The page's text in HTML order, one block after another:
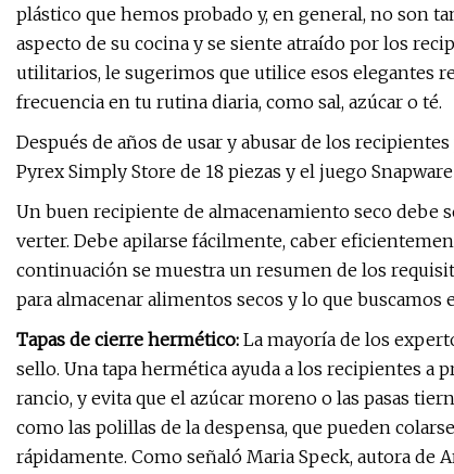
plástico que hemos probado y, en general, no son
aspecto de su cocina y se siente atraído por los
utilitarios, le sugerimos que utilice esos elegantes
frecuencia en tu rutina diaria, como sal, azúcar o té.
Después de años de usar y abusar de los
Pyrex Simply Store de 18 piezas y el juego
Un buen recipiente de almacenamiento seco debe
verter. Debe apilarse fácilmente, caber
continuación se muestra un resumen de los
para almacenar alimentos secos y lo que buscamos
Tapas de cierre hermético: La mayoría de los
sello. Una tapa hermética ayuda a los recipientes a
rancio, y evita que el azúcar moreno o las pasas
como las polillas de la despensa, que pueden
rápidamente. Como señaló Maria Speck, autora